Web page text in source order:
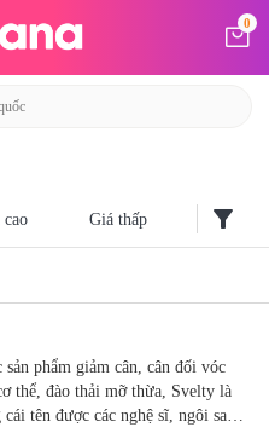
0
cao Giá thấp filter_alt
phẩm giảm cân, cân đối vóc
thể, đào thải mỡ thừa, Svelty là
tên được các nghệ sĩ, ngôi sao